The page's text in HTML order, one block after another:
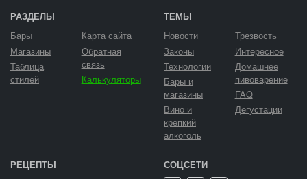
РАЗДЕЛЫ
Бары
Магазины
Таблица
стилей
Карта сайта
Обратная
связь
Калькуляторы
ТЕМЫ
Новости
Законы
Технологии
Бары и
магазины
Вино и
крепкий
алкоголь
Трезвость
Интересное
Домашнее
пивоварение
FAQ
Дегустации
РЕЦЕПТЫ СОЦСЕТИ